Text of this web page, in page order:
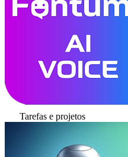
Tarefas e projetos